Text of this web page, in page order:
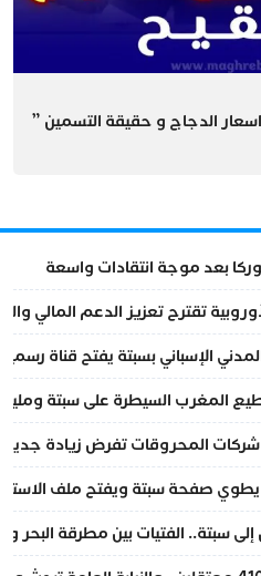
اسعار الدجاج و حقيقة التسمين ”
بعد موجة انتقادات واسعة
تقترح تعزيز الدعم المالي
الإسباني بسبتة يفتح قناة
المغرب السيطرة على سبتة
شركات المحروقات تفرض زيادة
يطوي صفحة سبتة ويفتح ملف
سبتة.. الفتيات بين مطرقة البحر